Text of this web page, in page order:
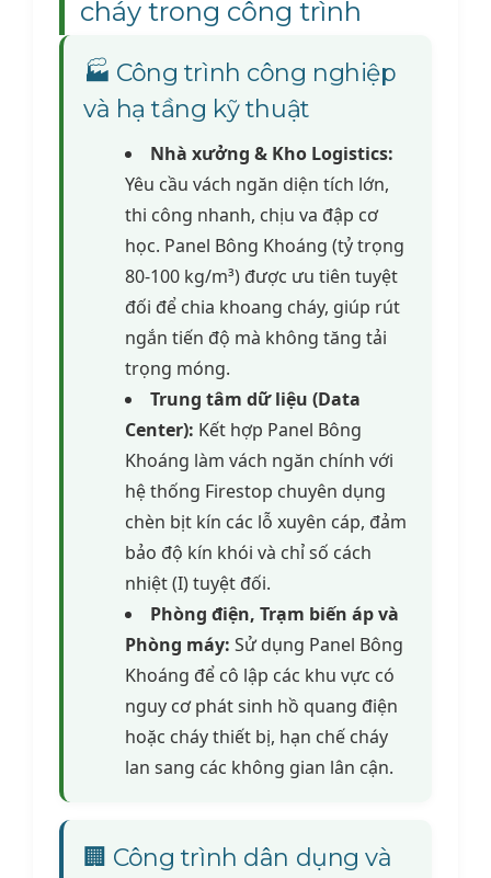
cháy trong công trình
🏭 Công trình công nghiệp
và hạ tầng kỹ thuật
Nhà xưởng & Kho Logistics:
Yêu cầu vách ngăn diện tích lớn,
thi công nhanh, chịu va đập cơ
học. Panel Bông Khoáng (tỷ trọng
80-100 kg/m³) được ưu tiên tuyệt
đối để chia khoang cháy, giúp rút
ngắn tiến độ mà không tăng tải
trọng móng.
Trung tâm dữ liệu (Data
Center): Kết hợp Panel Bông
Khoáng làm vách ngăn chính với
hệ thống Firestop chuyên dụng
chèn bịt kín các lỗ xuyên cáp, đảm
bảo độ kín khói và chỉ số cách
nhiệt (I) tuyệt đối.
Phòng điện, Trạm biến áp và
Phòng máy: Sử dụng Panel Bông
Khoáng để cô lập các khu vực có
nguy cơ phát sinh hồ quang điện
hoặc cháy thiết bị, hạn chế cháy
lan sang các không gian lân cận.
🏢 Công trình dân dụng và